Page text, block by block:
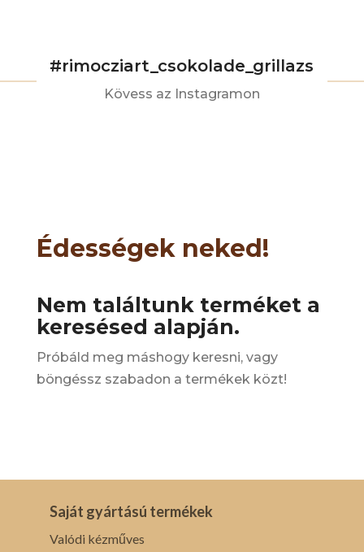
#rimocziart_csokolade_grillazs
Kövess az Instagramon
Édességek neked!
Nem találtunk terméket a
keresésed alapján.
Próbáld meg máshogy keresni, vagy
böngéssz szabadon a termékek közt!
Saját gyártású termékek
Valódi kézműves